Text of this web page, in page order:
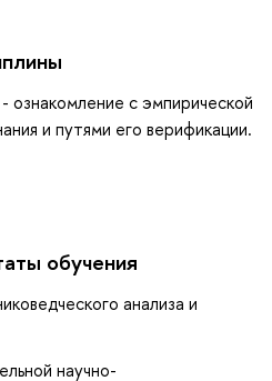
ознакомление с эмпирической
и путями его верификации.
обучения
анализа и
научно-